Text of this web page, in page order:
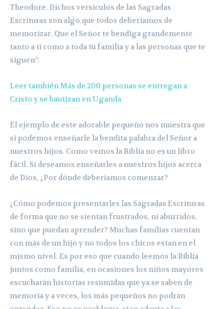
Theodore. Dichos versiculos de las Sagradas
Escrituras son algo que todos deberiamos de
memorizar. Que el Señor te bendiga grandemente
tanto a ti como a toda tu familia y a las personas que te
siguen”.
Leer también Más de 200 personas se entregan a
Cristo y se bautizan en Uganda
El ejemplo de este adorable pequeño nos muestra que
si podemos enseñarle la bendita palabra del Señor a
nuestros hijos. Como vemos la Biblia no es un libro
fácil. Si deseamos enseñarles a nuestros hijos acerca
de Dios, ¿Por dónde deberiamos comenzar?
¿Cómo podemos presentarles las Sagradas Escrituras
de forma que no se sientan frustrados, ni aburridos,
sino que puedan aprender? Muchas familias cuentan
con más de un hijo y no todos los chicos estan en el
mismo nivel. Es por eso que cuando leemos la Biblia
juntos como familia, en ocasiones los niños mayores
escucharán historias resumidas que ya se saben de
memoria y a veces, los más pequeños no podran